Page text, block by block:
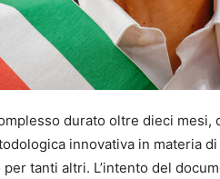
durato oltre dieci mesi,
innovativa in materia
tanti altri. L’intento del